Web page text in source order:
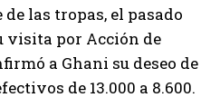
las tropas, el pasado
visita por Acción de
a Ghani su deseo de
de 13.000 a 8.600.